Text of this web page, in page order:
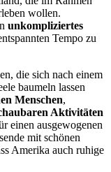
wollen.
unkompliziertes
Tempo zu
die sich nach einem
baumeln lassen
Menschen,
Aktivitäten
einen ausgewogenen
mit schönen
Amerika auch ruhige